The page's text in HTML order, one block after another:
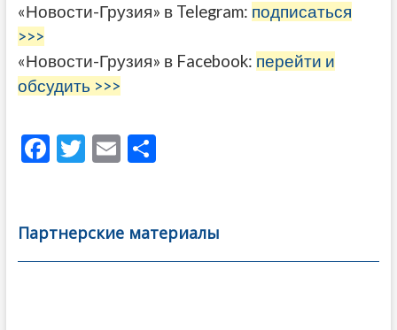
«Новости-Грузия» в Telegram: подписаться
>>>
«Новости-Грузия» в Facebook: перейти и
обсудить >>>
F
b
o
T
er
E
l
О
а
в
Партнерские материалы